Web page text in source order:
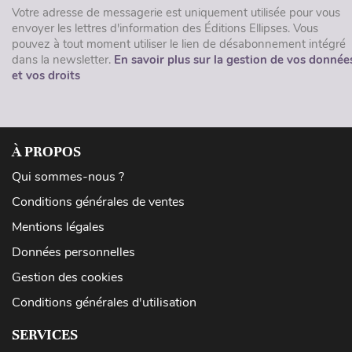
Votre adresse de messagerie est uniquement utilisée pour vous
envoyer les lettres d'information des Éditions Ellipses. Vous
pouvez à tout moment utiliser le lien de désabonnement intégré
dans la newsletter. En savoir plus sur la gestion de vos
et vos droits
À PROPOS
Qui sommes-nous ?
Conditions générales de ventes
Mentions légales
Données personnelles
Gestion des cookies
Conditions générales d'utilisation
SERVICES